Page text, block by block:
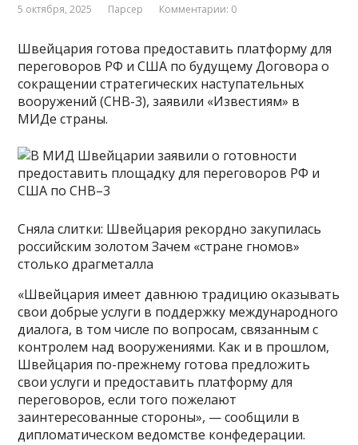
5 октября, 2025 Парсер Комментарии: 0
Швейцария готова предоставить платформу для
переговоров РФ и США по будущему Договора о
сокращении стратегических наступательных
вооружений (СНВ-3), заявили «Известиям» в
МИДе страны.
Cняла слитки: Швейцария рекордно закупилась
российским золотом Зачем «стране гномов»
столько драгметалла
«Швейцария имеет давнюю традицию оказывать
свои добрые услуги в поддержку международного
диалога, в том числе по вопросам, связанным с
контролем над вооружениями. Как и в прошлом,
Швейцария по-прежнему готова предложить
свои услуги и предоставить платформу для
переговоров, если того пожелают
заинтересованные стороны», — сообщили в
дипломатическом ведомстве конфедерации.